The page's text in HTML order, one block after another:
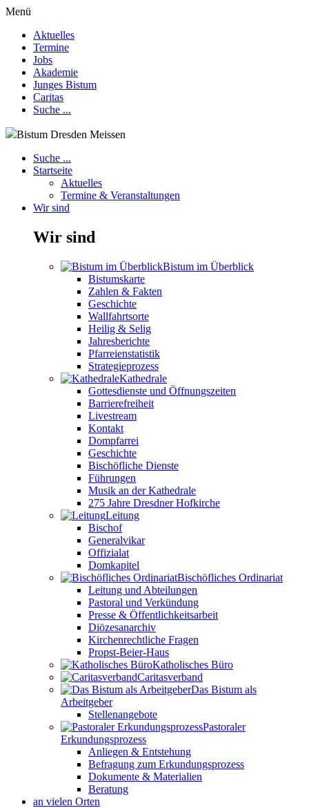
Menü
Aktuelles
Termine
Jobs
Akademie
Junges Bistum
Caritas
Suche ...
Bistum Dresden Meissen
Suche ...
Startseite
Aktuelles
Termine & Veranstaltungen
Wir sind
Wir sind
Bistum im Überblick
Bistumskarte
Zahlen & Fakten
Geschichte
Wallfahrtsorte
Heilig & Selig
Jahresberichte
Pfarreienstatistik
Strategieprozess
Kathedrale
Gottesdienste und Öffnungszeiten
Barrierefreiheit
Livestream
Kontakt
Dompfarrei
Geschichte
Bischöfliche Dienste
Führungen
Musik an der Kathedrale
275 Jahre Dresdner Hofkirche
Leitung
Bischof
Generalvikar
Offizialat
Domkapitel
Bischöfliches Ordinariat
Leitung und Abteilungen
Pastoral und Verkündung
Presse & Öffentlichkeitsarbeit
Diözesanarchiv
Kirchenrechtliche Fragen
Propst-Beier-Haus
Katholisches Büro
Caritasverband
Das Bistum als
Arbeitgeber
Stellenangebote
Pastoraler
Erkundungsprozess
Anliegen & Entstehung
Befragung zum Erkundungsprozess
Dokumente & Materialien
Beratung
an vielen Orten